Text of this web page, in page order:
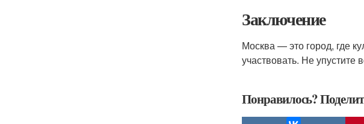
Заключение
Москва — это город, где
участвовать. Не упустите
Понравилось?